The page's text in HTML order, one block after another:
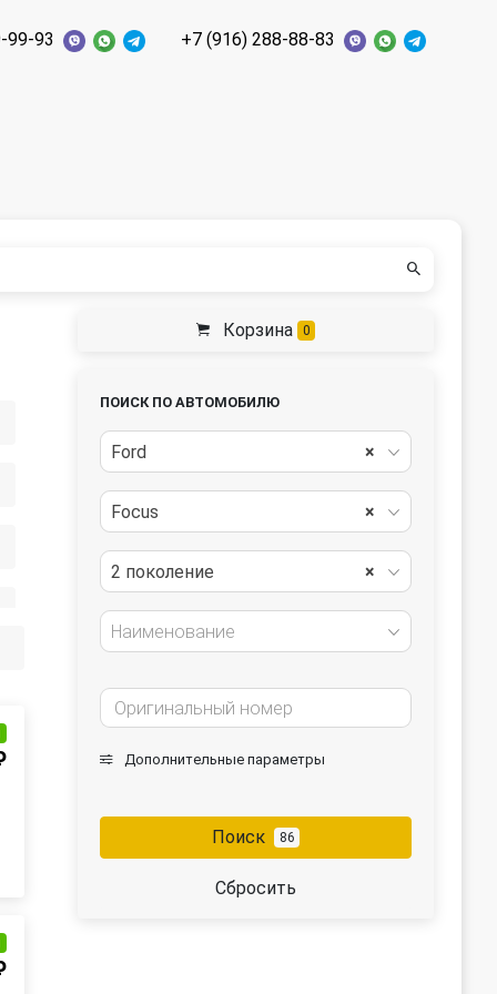
99-93 +7 (916) 288-88-83
Корзина 0
ПОИСК ПО АВТОМОБИЛЮ
×
Ford
×
Focus
×
2 поколение
Наименование
Дополнительные параметры
Поиск 86
Сбросить